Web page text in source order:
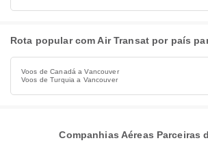
Rota popular com Air Transat por país
Voos de Canadá a Vancouver
Voos de Turquia a Vancouver
Companhias Aéreas Parceiras